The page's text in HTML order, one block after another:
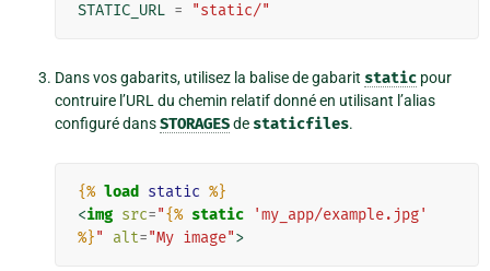
STATIC_URL = "static/"
Dans vos gabarits, utilisez la balise de gabarit static pour
contruire l’URL du chemin relatif donné en utilisant l’alias
configuré dansSTORAGESde staticfiles.
{% load static %}
<img src="{% static
'my_app/example.jpg'
%}" alt="My image">